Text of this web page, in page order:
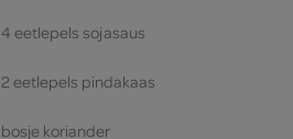
4 eetlepels sojasaus
2 eetlepels pindakaas
bosje koriander